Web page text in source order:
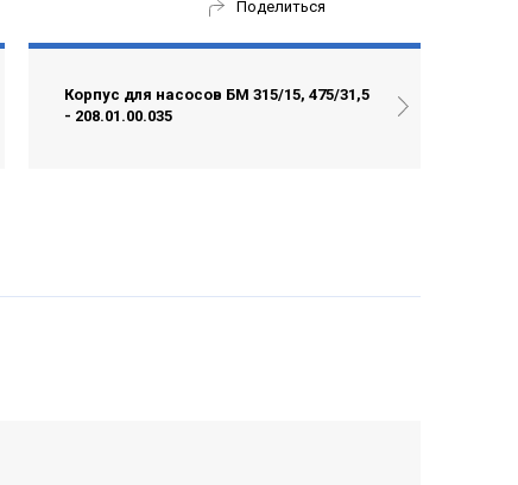
Поделиться
Корпус для насосов БМ 315/15, 475/31,5
- 208.01.00.035